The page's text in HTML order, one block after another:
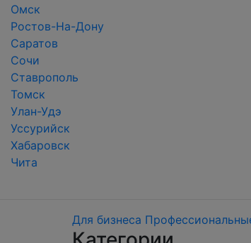
Омск
Ростов-На-Дону
Саратов
Сочи
Ставрополь
Томск
Улан-Удэ
Уссурийск
Хабаровск
Чита
Для бизнеса